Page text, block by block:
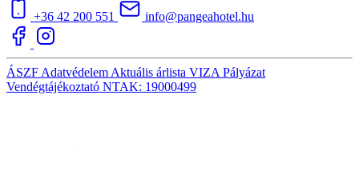
+36 42 200 551
info@pangeahotel.hu
ÁSZF Adatvédelem Aktuális árlista VIZA Pályázat
Vendégtájékoztató NTAK: 19000499